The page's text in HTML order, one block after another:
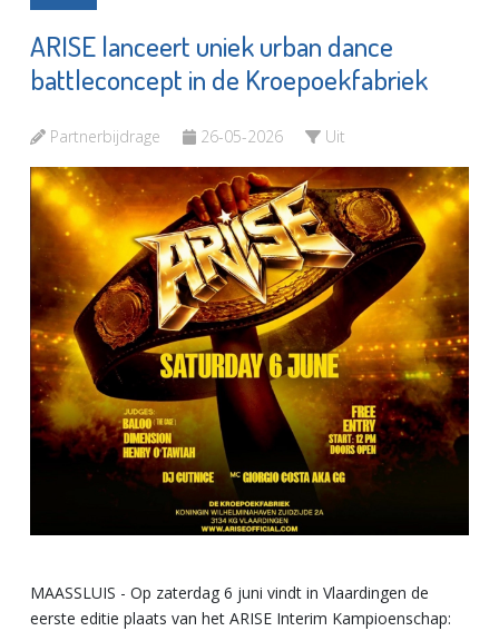
ARISE lanceert uniek urban dance
battleconcept in de Kroepoekfabriek
Partnerbijdrage 26-05-2026 Uit
MAASSLUIS - Op zaterdag 6 juni vindt in Vlaardingen de
eerste editie plaats van het ARISE Interim Kampioenschap: